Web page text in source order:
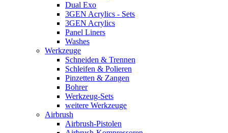
Dual Exo
3GEN Acrylics - Sets
3GEN Acrylics
Panel Liners
Washes
Werkzeuge
Schneiden & Trennen
Schleifen & Polieren
Pinzetten & Zangen
Bohrer
Werkzeug-Sets
weitere Werkzeuge
Airbrush
Airbrush-Pistolen